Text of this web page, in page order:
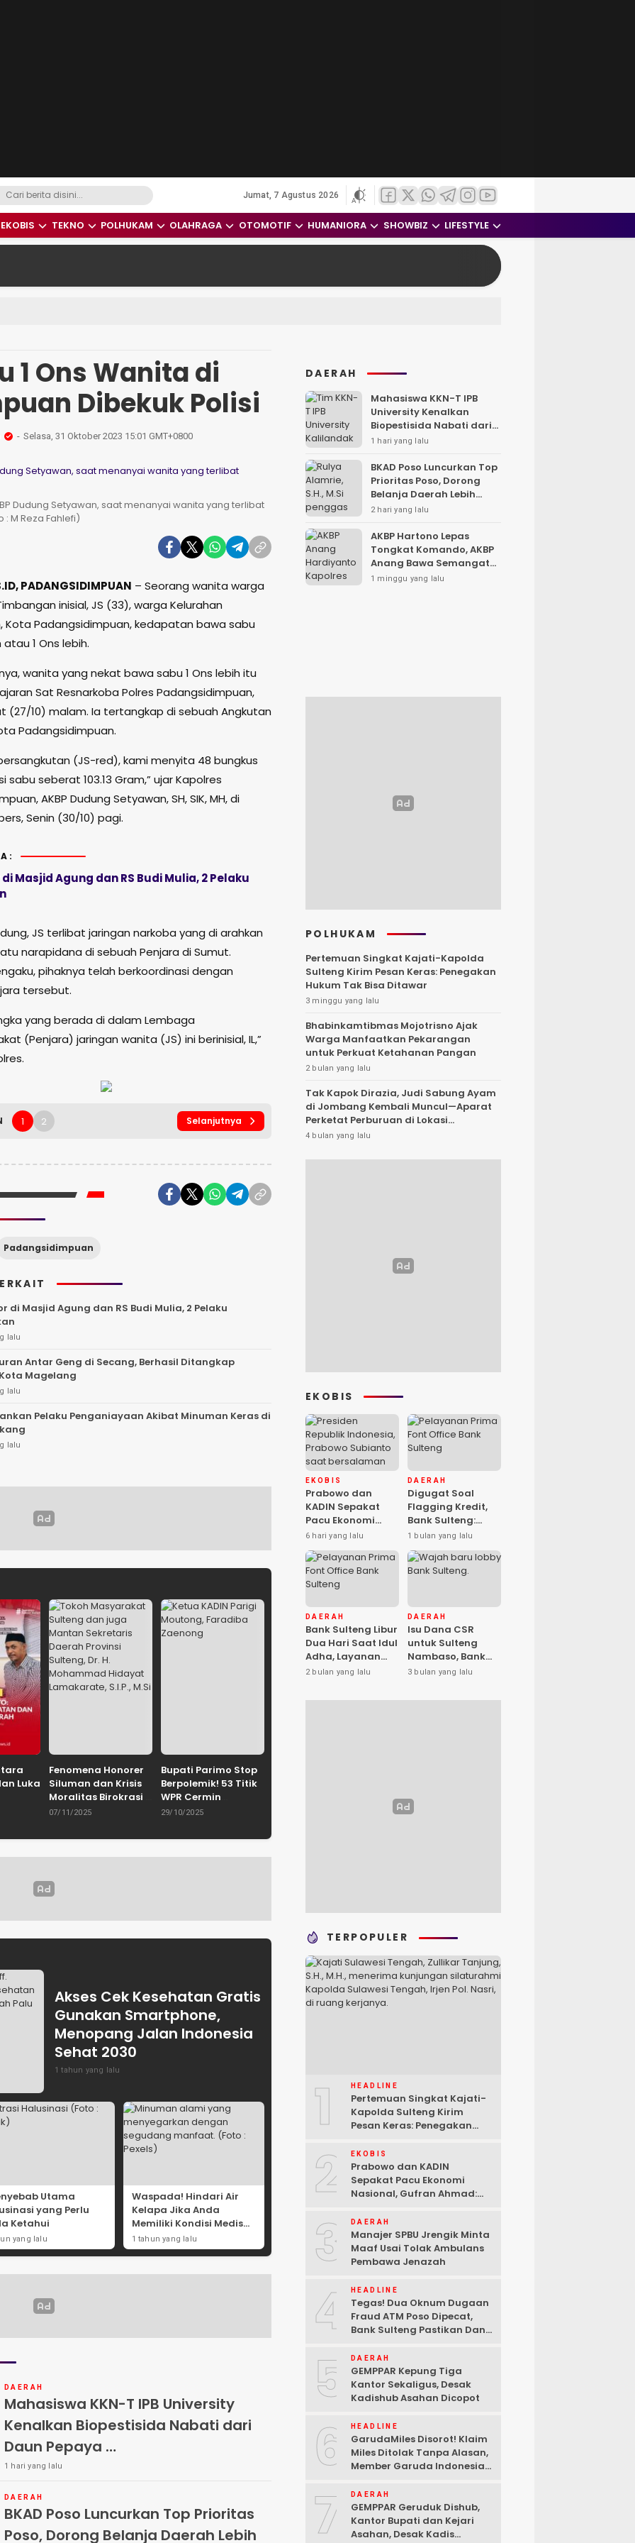
Indonesia dan Dunia
Jumat, 7 Agustus 2026
EKOBIS TEKNO POLHUKAM OLAHRAGA OTOMOTIF HUMANIORA SHOWBIZ LIFESTYLE
1 Ons Wanita di
Dibekuk Polisi
Selasa, 31 Oktober 2023 15:01 GMT+0800
Dudung Setyawan, saat menanyai wanita yang terlibat
M Reza Fahlefi)
PADANGSIDIMPUAN – Seorang wanita warga
inisial, JS (33), warga Kelurahan
Kota Padangsidimpuan, kedapatan bawa sabu
atau 1 Ons lebih.
wanita yang nekat bawa sabu 1 Ons lebih itu
Sat Resnarkoba Polres Padangsidimpuan,
(27/10) malam. Ia tertangkap di sebuah Angkutan
Padangsidimpuan.
(JS-red), kami menyita 48 bungkus
sabu seberat 103.13 Gram,” ujar Kapolres
AKBP Dudung Setyawan, SH, SIK, MH, di
Senin (30/10) pagi.
Masjid Agung dan RS Budi Mulia, 2 Pelaku
JS terlibat jaringan narkoba yang di arahkan
narapidana di sebuah Penjara di Sumut.
pihaknya telah berkoordinasi dengan
tersebut.
yang berada di dalam Lembaga
(Penjara) jaringan wanita (JS) ini berinisial, IL,”
1 2 Selanjutnya
Padangsidimpuan
di Masjid Agung dan RS Budi Mulia, 2 Pelaku
lalu
Antar Geng di Secang, Berhasil Ditangkap
Magelang
lalu
Pelaku Penganiayaan Akibat Minuman Keras di
lalu
Luka
Fenomena Honorer
Siluman dan Krisis
Moralitas Birokrasi
Oleh: Dr. H.
Hidayat
07/11/2025
Bupati Parimo Stop
Berpolemik! 53 Titik
WPR Cermin
Retaknya Tata
Pemerintahan
29/10/2025
Akses Cek Kesehatan Gratis
Gunakan Smartphone,
Menopang Jalan Indonesia
Sehat 2030
1 tahun yang lalu
Utama
yang Perlu
Ketahui
yang lalu
Waspada! Hindari Air
Kelapa Jika Anda
Memiliki Kondisi Medis
Ini
1 tahun yang lalu
DAERAH
Mahasiswa KKN-T IPB University
Kenalkan Biopestisida Nabati dari
Daun Pepaya
Petani Desa Kalilandak Antusias Ikuti Pelatihan
1 hari yang lalu
DAERAH
BKAD Poso Luncurkan Top Prioritas
Poso, Dorong Belanja Daerah Lebih
DAERAH
Mahasiswa KKN-T IPB
University Kenalkan
Biopestisida Nabati dari
Daun Pepaya
1 hari yang lalu
BKAD Poso Luncurkan Top
Prioritas Poso, Dorong
Belanja Daerah Lebih
Efektif dan Tepat
2 hari yang lalu
AKBP Hartono Lepas
Tongkat Komando, AKBP
Anang Bawa Semangat
Baru untuk Polres
1 minggu yang lalu
POLHUKAM
Pertemuan Singkat Kajati-Kapolda
Sulteng Kirim Pesan Keras: Penegakan
Hukum Tak Bisa Ditawar
3 minggu yang lalu
Bhabinkamtibmas Mojotrisno Ajak
Warga Manfaatkan Pekarangan
untuk Perkuat Ketahanan Pangan
2 bulan yang lalu
Tak Kapok Dirazia, Judi Sabung Ayam
di Jombang Kembali Muncul—Aparat
Perketat Perburuan di Lokasi
Tersembunyi
4 bulan yang lalu
EKOBIS
EKOBIS
Prabowo dan
KADIN Sepakat
Pacu Ekonomi
Nasional, Gufran
Ahmad: Sulteng
Siap Ambil Peran
6 hari yang lalu
DAERAH
Digugat Soal
Flagging Kredit,
Bank Sulteng:
Kebijakan Berlaku
untuk Seluruh
Debitur ASN
1 bulan yang lalu
DAERAH
Bank Sulteng Libur
Dua Hari Saat Idul
Adha, Layanan
Kas Kembali
2 bulan yang lalu
DAERAH
Isu Dana CSR
untuk Sulteng
Nambaso, Bank
Sulteng Tegas
3 bulan yang lalu
TERPOPULER
1 HEADLINE
Pertemuan Singkat Kajati-
Kapolda Sulteng Kirim
Pesan Keras: Penegakan
2 EKOBIS
Prabowo dan KADIN
Sepakat Pacu Ekonomi
Nasional, Gufran Ahmad:
3 DAERAH
Manajer SPBU Jrengik Minta
Maaf Usai Tolak Ambulans
Pembawa Jenazah
4 HEADLINE
Tegas! Dua Oknum Dugaan
Fraud ATM Poso Dipecat,
Bank Sulteng Pastikan Dana
5 DAERAH
GEMPPAR Kepung Tiga
Kantor Sekaligus, Desak
Kadishub Asahan Dicopot
6 HEADLINE
GarudaMiles Disorot! Klaim
Miles Ditolak Tanpa Alasan,
Member Garuda Indonesia
7 DAERAH
GEMPPAR Geruduk Dishub,
Kantor Bupati dan Kejari
Asahan, Desak Kadis